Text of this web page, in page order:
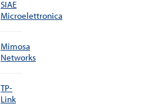
SIAE
Microelettronica
Mimosa
Networks
TP-
Link